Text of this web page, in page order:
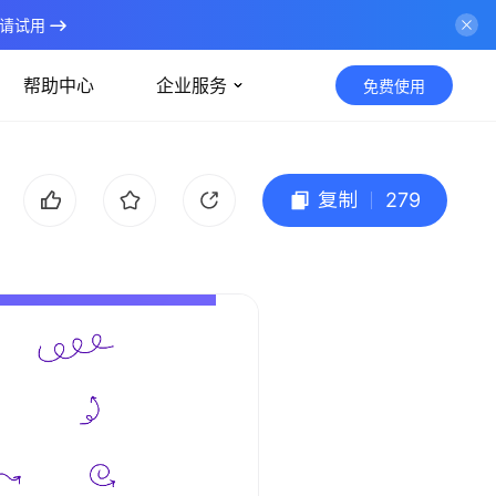
试用
帮助中心 企业服务 免费使用
复制 279